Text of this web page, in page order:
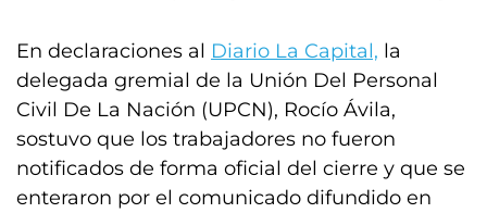
En declaraciones al Diario La Capital, la
delegada gremial de la Unión Del Personal
Civil De La Nación (UPCN), Rocío Ávila,
sostuvo que los trabajadores no fueron
notificados de forma oficial del cierre y que se
enteraron por el comunicado difundido en